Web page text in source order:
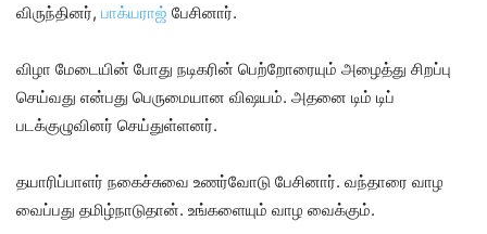
விருந்தினர், பாக்யராஜ் பேசினார்.
விழா மேடையின் போது நடிகரின் பெற்றோரையும் அழைத்து சிறப்பு
செய்வது என்பது பெருமையான விஷயம். அதனை டிம் டிப்
படக்குழுவினர் செய்துள்ளனர்.
தயாரிப்பாளர் நகைச்சுவை உணர்வோடு பேசினார். வந்தாரை வாழ
வைப்பது தமிழ்நாடுதான். உங்களையும் வாழ வைக்கும்.